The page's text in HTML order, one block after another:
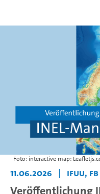
Foto: interactive map:
11.06.2026 | IFUU,
Veröffentlichung